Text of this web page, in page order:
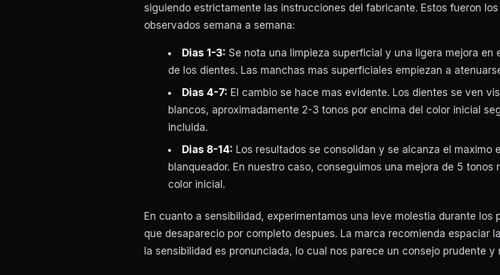
siguiendo estrictamente las instrucciones del fabricante. Estos fueron
observados semana a semana:
Dias 1-3: Se nota una limpieza superficial y una ligera mejora en
de los dientes. Las manchas mas superficiales empiezan a
Dias 4-7: El cambio se hace mas evidente. Los dientes se ven
blancos, aproximadamente 2-3 tonos por encima del color inicial
incluida.
Dias 8-14: Los resultados se consolidan y se alcanza el maximo
blanqueador. En nuestro caso, conseguimos una mejora de 5 tonos
color inicial.
En cuanto a sensibilidad, experimentamos una leve molestia durante los
que desaparecio por completo despues. La marca recomienda espaciar
la sensibilidad es pronunciada, lo cual nos parece un consejo prudente y